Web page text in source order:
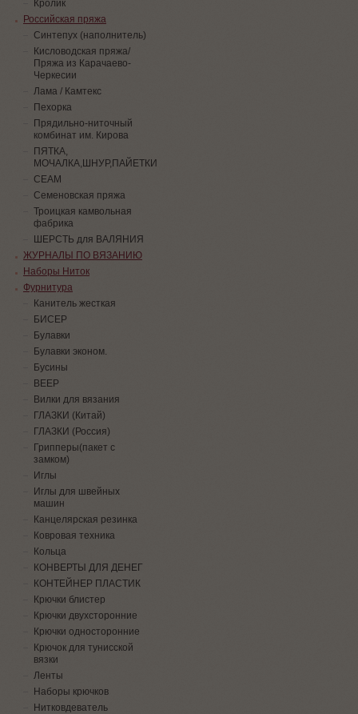
Кролик
Российская пряжа
Синтепух (наполнитель)
Кисловодская пряжа/
Пряжа из Карачаево-
Черкесии
Лама / Камтекс
Пехорка
Прядильно-ниточный
комбинат им. Кирова
ПЯТКА,
МОЧАЛКА,ШНУР,ПАЙЕТКИ
СЕАМ
Семеновская пряжа
Троицкая камвольная
фабрика
ШЕРСТЬ для ВАЛЯНИЯ
ЖУРНАЛЫ ПО ВЯЗАНИЮ
Наборы Ниток
Фурнитура
Канитель жесткая
БИСЕР
Булавки
Булавки эконом.
Бусины
ВЕЕР
Вилки для вязания
ГЛАЗКИ (Китай)
ГЛАЗКИ (Россия)
Грипперы(пакет с
замком)
Иглы
Иглы для швейных
машин
Канцелярская резинка
Ковровая техника
Кольца
КОНВЕРТЫ ДЛЯ ДЕНЕГ
КОНТЕЙНЕР ПЛАСТИК
Крючки блистер
Крючки двухсторонние
Крючки односторонние
Крючок для тунисской
вязки
Ленты
Наборы крючков
Нитковдеватель